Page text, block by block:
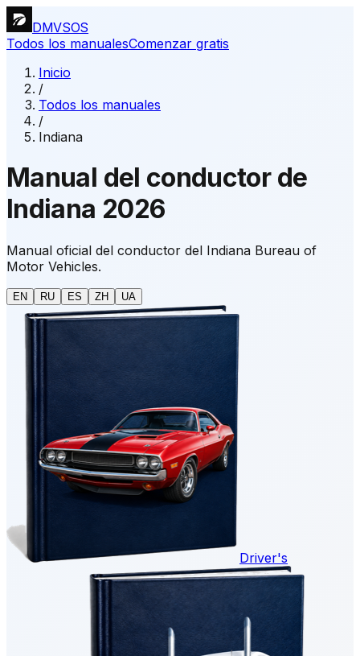
DMVSOS
Todos los manualesComenzar gratis
Inicio
/
Todos los manuales
/
Indiana
Manual del conductor de
Indiana 2026
Manual oficial del conductor del Indiana Bureau of
Motor Vehicles.
EN RU ES ZH UA
Driver's